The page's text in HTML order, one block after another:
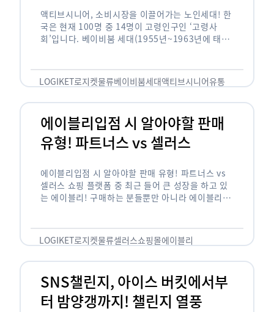
액티브시니어, 소비시장을 이끌어가는 노인세대! 한
국은 현재 100명 중 14명이 고령인구인 ‘고령사
회’입니다. 베이비붐 세대(1955년~1963년에 태어
오고 있습니다. 하지만 사회가 늙어가는 …
LOGIKET로지켓물류베이비붐세대액티브시니어유통
에이블리입점 시 알아야할 판매
유형! 파트너스 vs 셀러스
에이블리입점 시 알아야할 판매 유형! 파트너스 vs
셀러스 쇼핑 플랫폼 중 최근 들어 큰 성장을 하고 있
는 에이블리! 구매하는 분들뿐만 아니라 에이블리에
LOGIKET로지켓물류셀러스쇼핑몰에이블리
SNS챌린지, 아이스 버킷에서부
터 밤양갱까지! 챌린지 열풍